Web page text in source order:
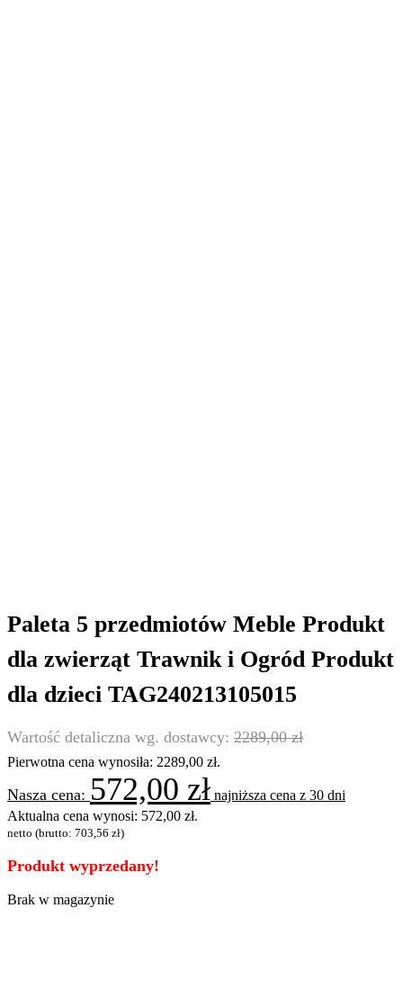
Paleta 5 przedmiotów Meble Produkt
dla zwierząt Trawnik i Ogród Produkt
dla dzieci TAG240213105015
2289,00zł
Pierwotna cena wynosiła: 2289,00 zł.
572,00 zł najniższa cena z 30 dni
Aktualna cena wynosi: 572,00 zł.
netto (brutto: 703,56 zł)
Produkt wyprzedany!
Brak w magazynie